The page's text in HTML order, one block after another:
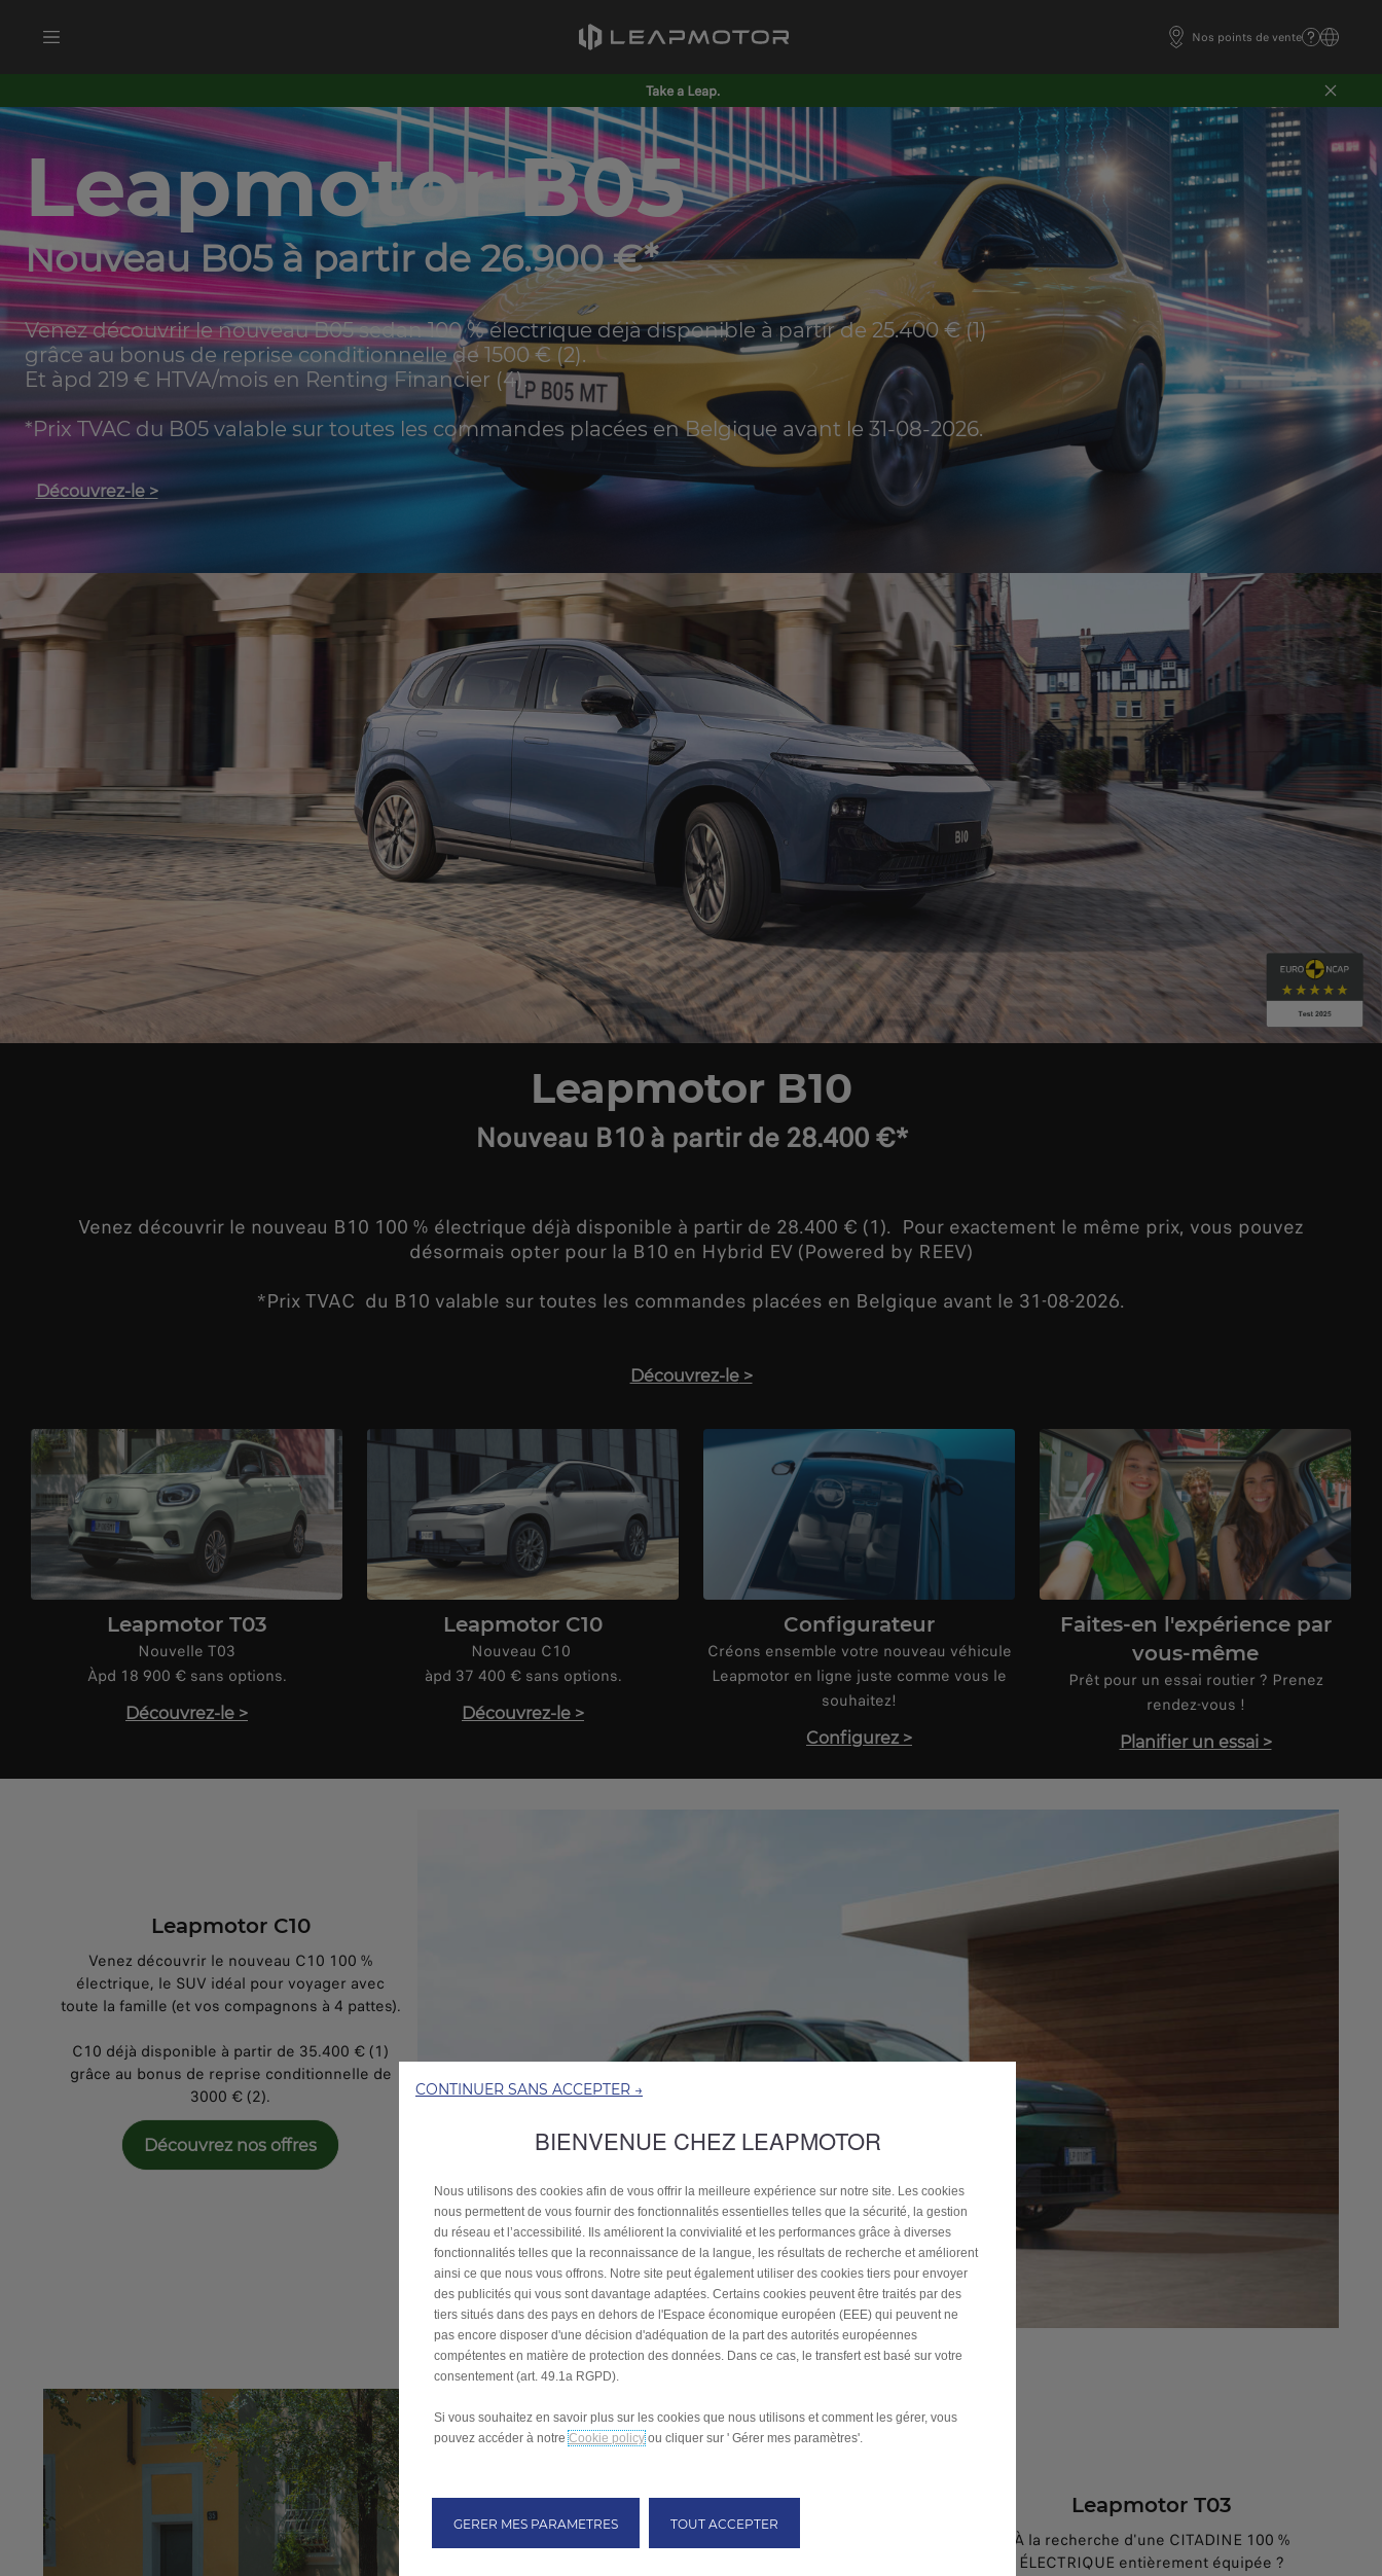
Nos points de vente
Take a Leap.
Leapmotor B05
Nouveau B05 à partir de 26.900 €*
Venez découvrir le nouveau B05 sedan 100 % électrique déjà disponible à partir de 25.400 € (1)
grâce au bonus de reprise conditionnelle de 1500 € (2).
Et àpd 219 € HTVA/mois en Renting Financier (4).
*Prix TVAC du B05 valable sur toutes les commandes placées en Belgique avant le 31-08-2026.
Découvrez-le>
Leapmotor B10
Nouveau B10 à partir de 28.400 €*
Venez découvrir le nouveau B10 100 % électrique déjà disponible à partir de 28.400 € (1). Pour exactement le même prix, vous pouvez
désormais opter pour la B10 en Hybrid EV (Powered by REEV)
*Prix TVAC du B10 valable sur toutes les commandes placées en Belgique avant le 31-08-2026.
Découvrez-le>
Leapmotor T03
Nouvelle T03
Àpd 18 900 € sans options.
Découvrez-le >
Leapmotor C10
Nouveau C10
àpd 37 400 € sans options.
Découvrez-le >
Configurateur
Créons ensemble votre nouveau véhicule
Leapmotor en ligne juste comme vous le
souhaitez!
Configurez >
Faites-en l'expérience par
vous-même
Prêt pour un essai routier ? Prenez
rendez-vous !
Planifier un essai>
Leapmotor C10
Venez découvrir le nouveau C10 100 %
électrique, le SUV idéal pour voyager avec
toute la famille (et vos compagnons à 4 pattes).
C10 déjà disponible à partir de 35.400 € (1)
grâce au bonus de reprise conditionnelle de
3000 € (2).
Découvrez nos offres
Leapmotor T03
À la recherche d'une CITADINE 100 %
ÉLECTRIQUE entièrement équipée ?
CONTINUER SANS ACCEPTER →
BIENVENUE CHEZ LEAPMOTOR
Nous utilisons des cookies afin de vous offrir la meilleure expérience sur notre site. Les cookies
nous permettent de vous fournir des fonctionnalités essentielles telles que la sécurité, la gestion
du réseau et l’accessibilité. Ils améliorent la convivialité et les performances grâce à diverses
fonctionnalités telles que la reconnaissance de la langue, les résultats de recherche et améliorent
ainsi ce que nous vous offrons. Notre site peut également utiliser des cookies tiers pour envoyer
des publicités qui vous sont davantage adaptées. Certains cookies peuvent être traités par des
tiers situés dans des pays en dehors de l'Espace économique européen (EEE) qui peuvent ne
pas encore disposer d'une décision d'adéquation de la part des autorités européennes
compétentes en matière de protection des données. Dans ce cas, le transfert est basé sur votre
consentement (art. 49.1a RGPD).
Si vous souhaitez en savoir plus sur les cookies que nous utilisons et comment les gérer, vous
pouvez accéder à notreCookie policyou cliquer sur ' Gérer mes paramètres'.
GERER MES PARAMETRES TOUT ACCEPTER